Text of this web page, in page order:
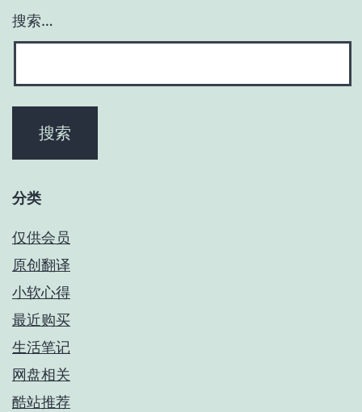
搜索…
分类
仅供会员
原创翻译
小软心得
最近购买
生活笔记
网盘相关
酷站推荐